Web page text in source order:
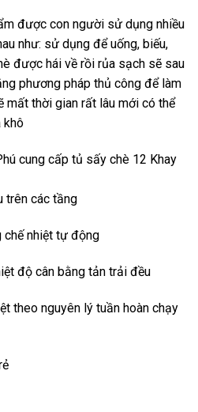
được con người sử dụng nhiều
như: sử dụng để uống, biếu,
được hái về rồi rủa sạch sẽ sau
phương pháp thủ công để làm
mất thời gian rất lâu mới có thể
khô
cung cấp tủ sấy chè 12 Khay
trên các tầng
chế nhiệt tự động
độ cân bằng tản trải đều
theo nguyên lý tuần hoàn chạy